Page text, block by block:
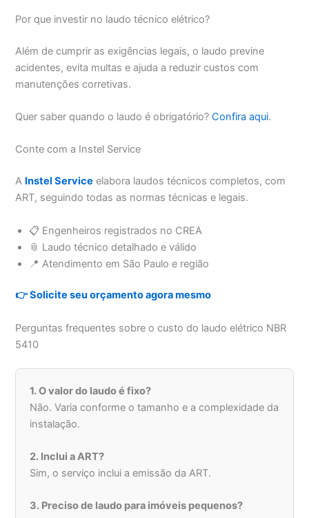
Por que investir no laudo técnico elétrico?
Além de cumprir as exigências legais, o laudo previne
acidentes, evita multas e ajuda a reduzir custos com
manutenções corretivas.
Quer saber quando o laudo é obrigatório?Confira aqui.
Conte com a Instel Service
A Instel Service elabora laudos técnicos completos, com
ART, seguindo todas as normas técnicas e legais.
📋 Engenheiros registrados no CREA
📎 Laudo técnico detalhado e válido
📍 Atendimento em São Paulo e região
👉 Solicite seu orçamento agora mesmo
Perguntas frequentes sobre o custo do laudo elétrico NBR
5410
1. O valor do laudo é fixo?
Não. Varia conforme o tamanho e a complexidade da
instalação.
2. Inclui a ART?
Sim, o serviço inclui a emissão da ART.
3. Preciso de laudo para imóveis pequenos?